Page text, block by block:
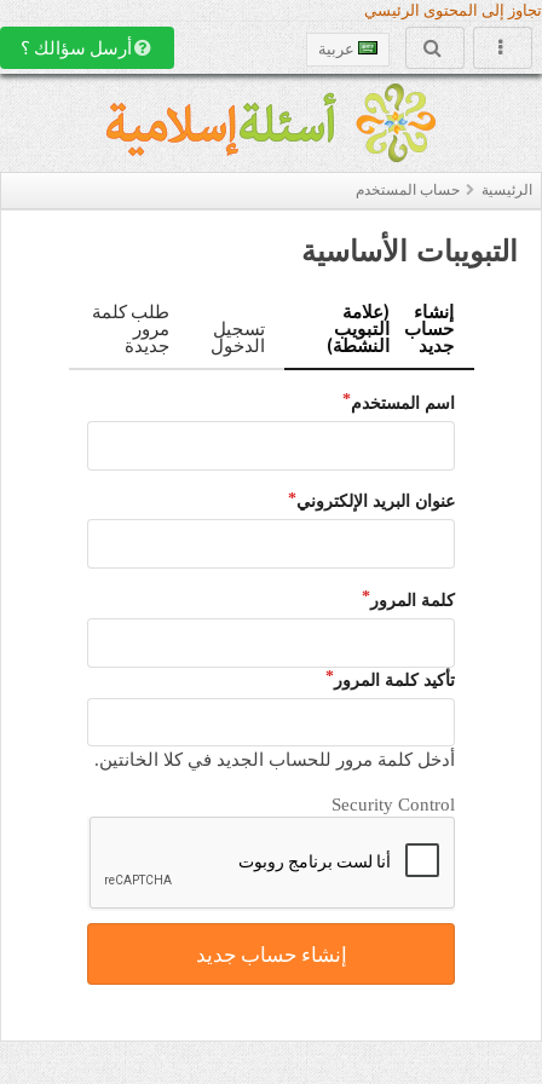
تجاوز إلى المحتوى الرئيسي
عربية أرسل سؤالك ؟
الرئيسية حساب المستخدم
التبويبات الأساسية
إنشاء
حساب
جديد
(علامة
التبويب
النشطة)
تسجيل
الدخول
طلب كلمة
مرور
جديدة
اسم المستخدم
عنوان البريد الإلكتروني
كلمة المرور
تأكيد كلمة المرور
أدخل كلمة مرور للحساب الجديد في كلا الخانتين.
Security Control